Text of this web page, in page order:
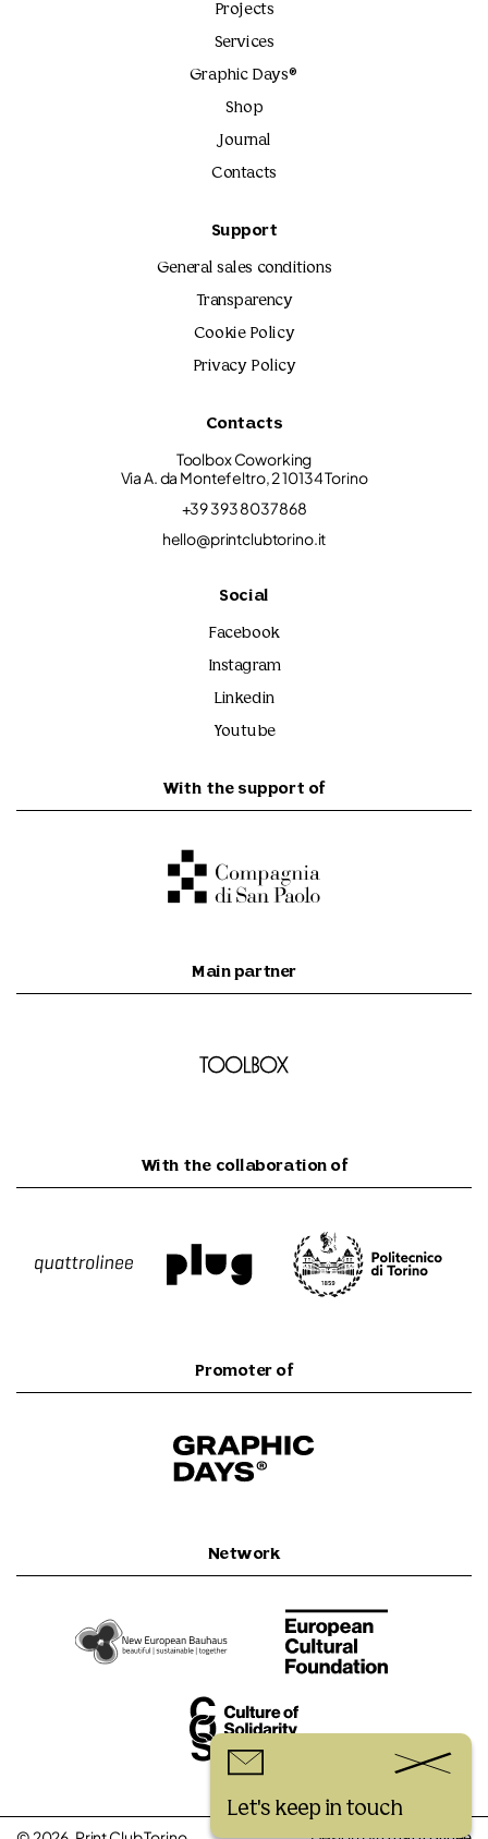
Let's keep in touch
Projects
Services
Graphic Days®
Shop
Journal
Contacts
Support
General sales conditions
Transparency
Cookie Policy
Privacy Policy
Contacts
Toolbox Coworking
Via A. da Montefeltro, 2 10134 Torino
+39 393 8037868
hello@printclubtorino.it
Social
Facebook
Instagram
Linkedin
Youtube
With the support of
Main partner
With the collaboration of
Promoter of
Network